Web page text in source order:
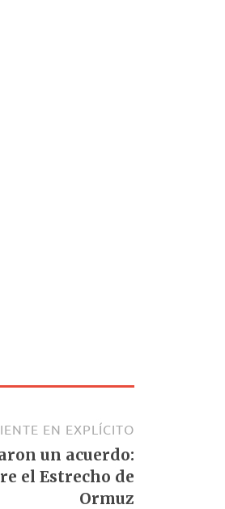
EN EXPLÍCITO
un acuerdo:
el Estrecho de
Ormuz